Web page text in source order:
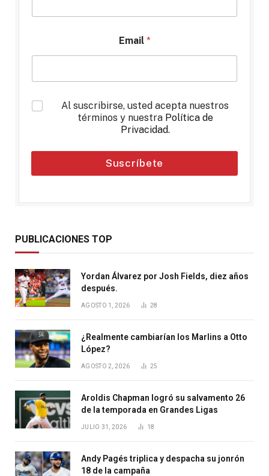
Email *
*
Al suscribirse, usted acepta nuestros
términos y nuestra Política de
Privacidad.
Suscríbete
PUBLICACIONES TOP
Yordan Álvarez por Josh Fields, diez años
después.
AGOSTO 1, 2026 28
¿Realmente cambiarían los Marlins a Otto
López?
AGOSTO 2, 2026 25
Aroldis Chapman logró su salvamento 26
de la temporada en Grandes Ligas
JULIO 31, 2026 18
Andy Pagés triplica y despacha su jonrón
18 de la campaña